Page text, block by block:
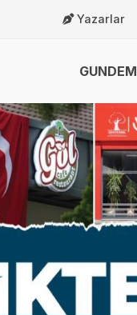
Yazarlar
GUNDEM